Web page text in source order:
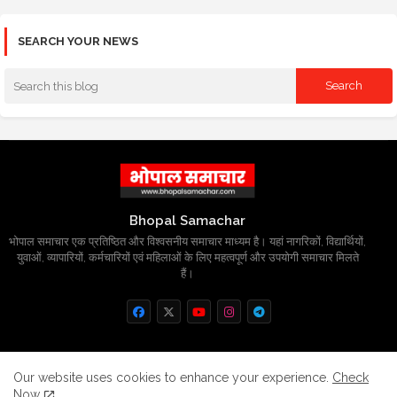
SEARCH YOUR NEWS
Bhopal Samachar
भोपाल समाचार एक प्रतिष्ठित और विश्वसनीय समाचार माध्यम है। यहां नागरिकों, विद्यार्थियों,
युवाओं, व्यापारियों, कर्मचारियों एवं महिलाओं के लिए महत्वपूर्ण और उपयोगी समाचार मिलते
हैं।
Home About Contact us Privacy Policy
Our website uses cookies to enhance your experience. Check